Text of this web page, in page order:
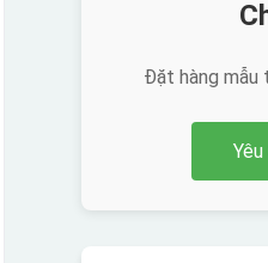
Đặt hàng mẫu